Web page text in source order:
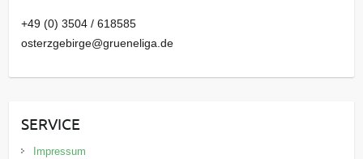
+49 (0) 3504 / 618585
osterzgebirge@grueneliga.de
SERVICE
Impressum